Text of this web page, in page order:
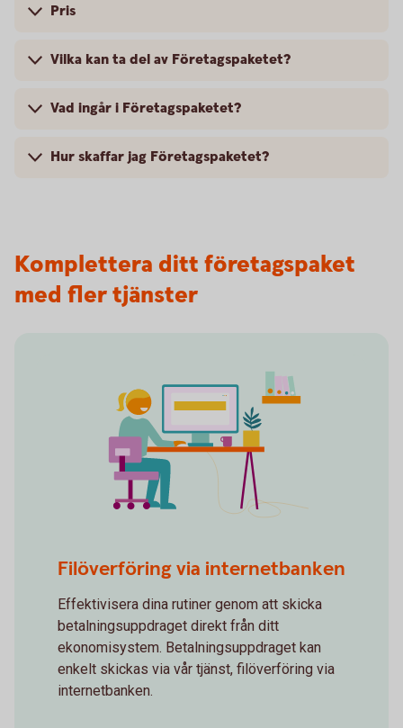
Pris
Vilka kan ta del av Företagspaketet?
Vad ingår i Företagspaketet?
Hur skaffar jag Företagspaketet?
Komplettera ditt företagspaket
med fler tjänster
Filöverföring via internetbanken
Effektivisera dina rutiner genom att skicka
betalningsuppdraget direkt från ditt
ekonomisystem. Betalningsuppdraget kan
enkelt skickas via vår tjänst, filöverföring via
internetbanken.